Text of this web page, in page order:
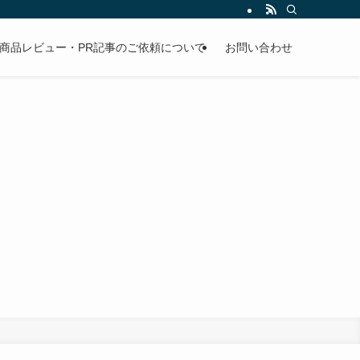
商品レビュー・PR記事のご依頼について お問い合わせ